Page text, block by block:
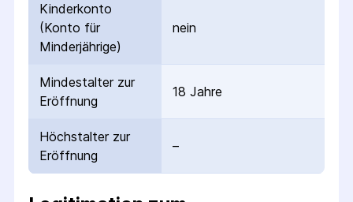
Kinderkonto
(Konto für
Minderjährige)
nein
Mindestalter zur
Eröffnung
18 Jahre
Höchstalter zur
Eröffnung
–